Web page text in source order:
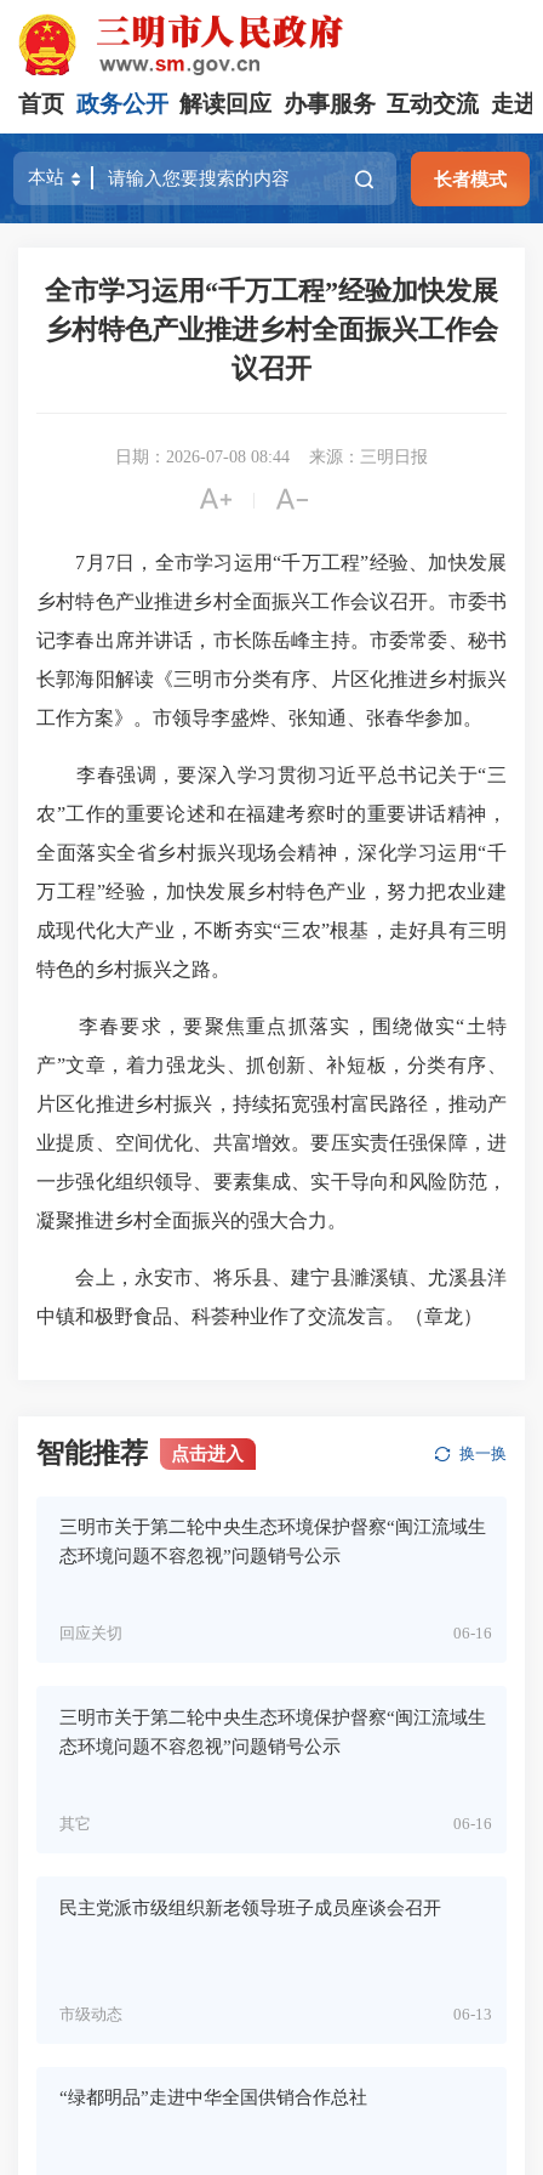
首页 政务公开 解读回应 办事服务 互动交流 走进
长者模式
全市学习运用“千万工程”经验加快发展
乡村特色产业推进乡村全面振兴工作会
议召开
日期：2026-07-08 08:44 来源：三明日报
 
7月7日，全市学习运用“千万工程”经验、加快发展
乡村特色产业推进乡村全面振兴工作会议召开。市委书
记李春出席并讲话，市长陈岳峰主持。市委常委、秘书
长郭海阳解读《三明市分类有序、片区化推进乡村振兴
工作方案》。市领导李盛烨、张知通、张春华参加。
李春强调，要深入学习贯彻习近平总书记关于“三
农”工作的重要论述和在福建考察时的重要讲话精神，
全面落实全省乡村振兴现场会精神，深化学习运用“千
万工程”经验 ，加快发展乡村特色产业，努力把农业建
成现代化大产业，不断夯实“三农”根基，走好具有三明
特色的乡村振兴之路。
李春要求，要聚焦重点抓落实，围绕做实“土特
产”文章，着力强龙头、抓创新、补短板，分类有序、
片区化推进乡村振兴，持续拓宽强村富民路径，推动产
业提质、空间优化、共富增效。要压实责任强保障，进
一步强化组织领导、要素集成、实干导向和风险防范，
凝聚推进乡村全面振兴的强大合力。
会上，永安市、将乐县、建宁县濉溪镇、尤溪县洋
中镇和极野食品、科荟种业作了交流发言。（章龙）
智能推荐 点击进入 换一换
三明市关于第二轮中央生态环境保护督察“闽江流域生
态环境问题不容忽视”问题销号公示
06-16
回应关切
三明市关于第二轮中央生态环境保护督察“闽江流域生
态环境问题不容忽视”问题销号公示
06-16
其它
民主党派市级组织新老领导班子成员座谈会召开
06-13
市级动态
“绿都明品”走进中华全国供销合作总社